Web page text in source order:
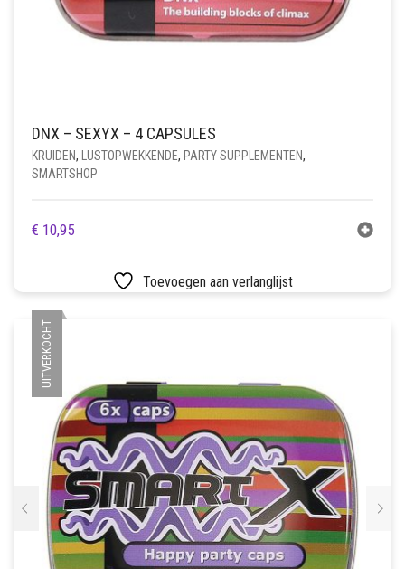
DNX – SEXYX – 4 CAPSULES
KRUIDEN, LUSTOPWEKKENDE, PARTY SUPPLEMENTEN,
SMARTSHOP
€ 10,95
Toevoegen aan verlanglijst
UITVERKOCHT